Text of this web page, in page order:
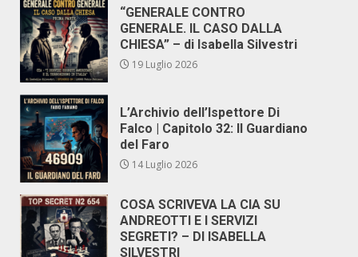
“GENERALE CONTRO
GENERALE. IL CASO DALLA
CHIESA” – di Isabella Silvestri
19 Luglio 2026
L’Archivio dell’Ispettore Di
Falco | Capitolo 32: Il Guardiano
del Faro
14 Luglio 2026
COSA SCRIVEVA LA CIA SU
ANDREOTTI E I SERVIZI
SEGRETI? – DI ISABELLA
SILVESTRI